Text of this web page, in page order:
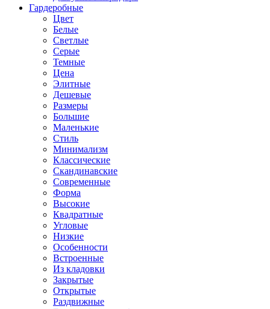
Гардеробные
Цвет
Белые
Светлые
Серые
Темные
Цена
Элитные
Дешевые
Размеры
Большие
Маленькие
Стиль
Минимализм
Классические
Скандинавские
Современные
Форма
Высокие
Квадратные
Угловые
Низкие
Особенности
Встроенные
Из кладовки
Закрытые
Открытые
Раздвижные